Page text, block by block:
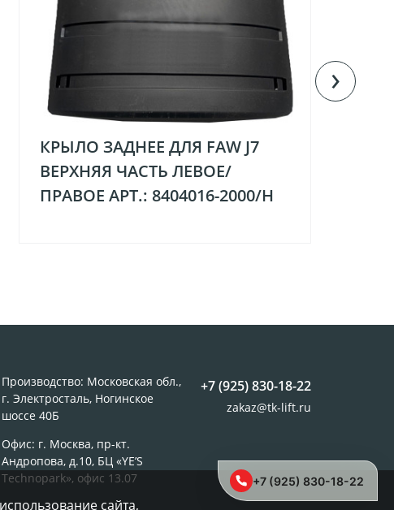
КРЫЛО ЗАДНЕЕ ДЛЯ FAW J7
ВЕРХНЯЯ ЧАСТЬ ЛЕВОЕ/
ПРАВОЕ АРТ.: 8404016-2000/H
›
Производство: Московская обл.,
г. Электросталь, Ногинское
шоссе 40Б
Офис: г. Москва, пр-кт.
Андропова, д.10, БЦ «YE’S
Technopark», офис 13.07
+7 (925) 830-18-22
zakaz@tk-lift.ru
сайта,
+7 (925) 830-18-22